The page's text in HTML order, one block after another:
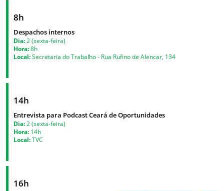
8h
Despachos internos
Dia: 2 (sexta-feira)
Hora:8h
Local:Secretaria do Trabalho - Rua Rufino de Alencar, 134
14h
Entrevista para Podcast Ceará de Oportunidades
Dia: 2 (sexta-feira)
Hora: 14h
Local:TVC
16h